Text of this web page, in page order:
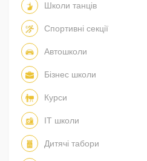
Школи танців
Спортивні секції
Автошколи
Бізнес школи
Курси
IT школи
Дитячі табори